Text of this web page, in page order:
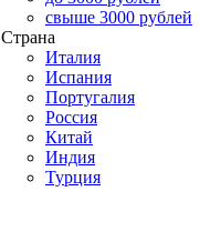
свыше 3000 рублей
Страна
Италия
Испания
Португалия
Россия
Китай
Индия
Турция